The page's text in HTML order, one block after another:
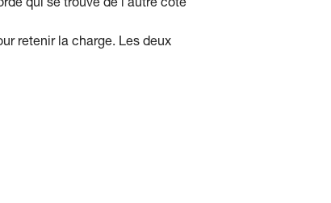
qui se trouve de l’autre côté
retenir la charge. Les deux